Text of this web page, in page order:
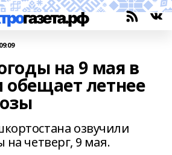
на 9 мая в
летнее
озвучили
на четверг, 9 мая.